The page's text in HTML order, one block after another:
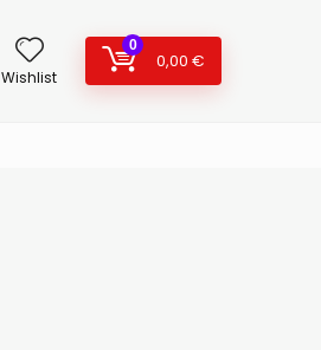
Wishlist
0
0,00 €